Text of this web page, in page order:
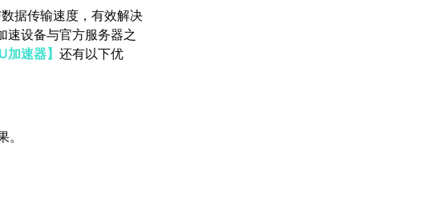
据传输速度，有效解决
速设备与官方服务器之
加速器】还有以下优